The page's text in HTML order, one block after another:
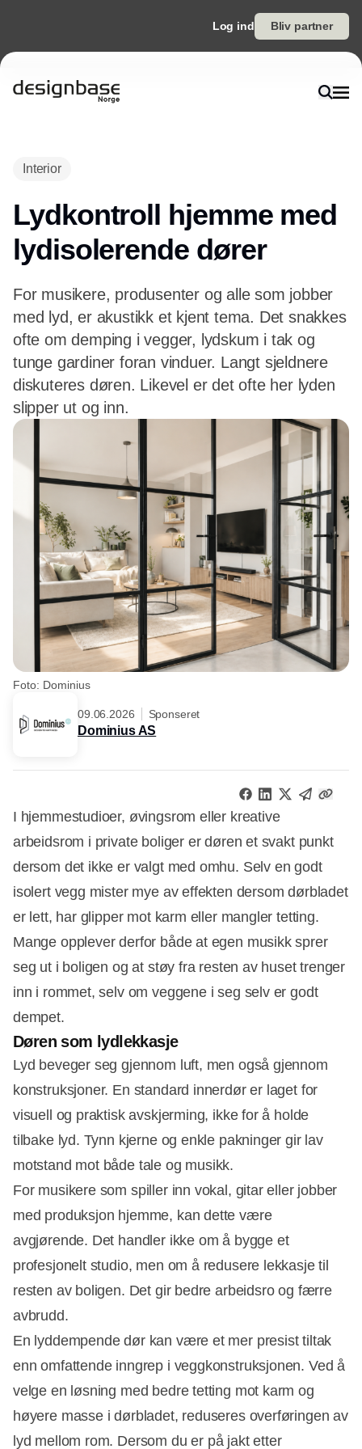
Log ind Bliv partner
Interior
Lydkontroll hjemme med
lydisolerende dører
For musikere, produsenter og alle som jobber
med lyd, er akustikk et kjent tema. Det snakkes
ofte om demping i vegger, lydskum i tak og
tunge gardiner foran vinduer. Langt sjeldnere
diskuteres døren. Likevel er det ofte her lyden
slipper ut og inn.
Foto: Dominius
09.06.2026 Sponseret
Dominius AS
I hjemmestudioer, øvingsrom eller kreative
arbeidsrom i private boliger er døren et svakt punkt
dersom det ikke er valgt med omhu. Selv en godt
isolert vegg mister mye av effekten dersom dørbladet
er lett, har glipper mot karm eller mangler tetting.
Mange opplever derfor både at egen musikk sprer
seg ut i boligen og at støy fra resten av huset trenger
inn i rommet, selv om veggene i seg selv er godt
dempet.
Døren som lydlekkasje
Lyd beveger seg gjennom luft, men også gjennom
konstruksjoner. En standard innerdør er laget for
visuell og praktisk avskjerming, ikke for å holde
tilbake lyd. Tynn kjerne og enkle pakninger gir lav
motstand mot både tale og musikk.
For musikere som spiller inn vokal, gitar eller jobber
med produksjon hjemme, kan dette være
avgjørende. Det handler ikke om å bygge et
profesjonelt studio, men om å redusere lekkasje til
resten av boligen. Det gir bedre arbeidsro og færre
avbrudd.
En lyddempende dør kan være et mer presist tiltak
enn omfattende inngrep i veggkonstruksjonen. Ved å
velge en løsning med bedre tetting mot karm og
høyere masse i dørbladet, reduseres overføringen av
lyd mellom rom. Dersom du er på jakt etter